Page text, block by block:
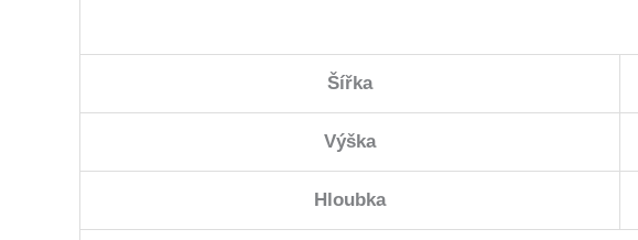
Šířka
Výška
Hloubka